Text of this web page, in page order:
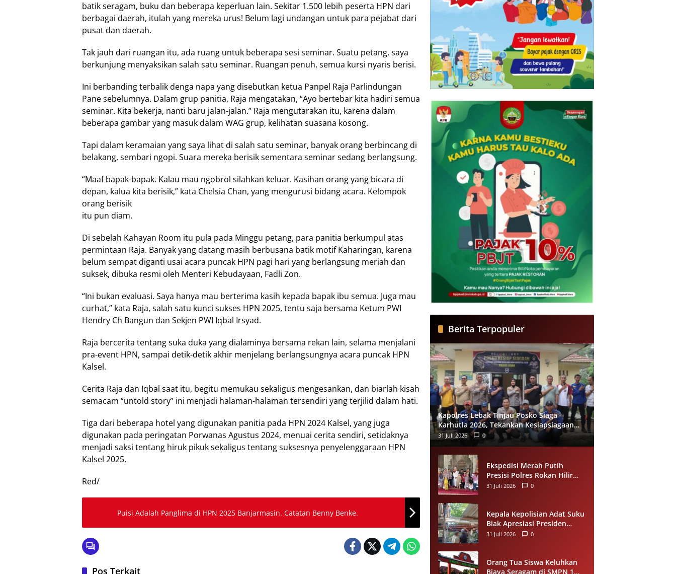
batik seragam, buku dan beberapa keperluan lain. Sekitar 1.500 lebih peserta HPN dari
berbagai daerah, itulah yang mereka urus! Belum lagi undangan untuk para pejabat dari
pusat dan daerah.
Tak jauh dari ruangan itu, ada ruang untuk beberapa sesi seminar. Suatu petang, saya
berkunjung menyaksikan salah satu seminar. Ruangan penuh, semua kursi nyaris berisi.
Ini berbanding terbalik denga napa yang disebutkan ketua Panpel Raja Parlindungan
Pane sebelumnya. Dalam grup panitia, Raja mengatakan, “Ayo bertebar kita hadiri semua
seminar. Kita bekerja, nanti baru jalan-jalan.” Raja mengutarakan itu, karena dalam
beberapa gambar yang masuk dalam WAG grup, kelihatan suasana kosong.
Tapi dalam keramaian yang saya lihat di salah satu seminar, banyak orang berbincang di
belakang, sembari ngopi. Suara mereka berisik sementara seminar sedang berlangsung.
“Maaf bapak-bapak. Kalau mau ngobrol silahkan keluar. Kasihan orang yang bicara di
depan, kalua kita berisik,” kata Chelsia Chan, yang mengurusi bidang acara. Kelompok
orang berisik
itu pun diam.
Di sebelah Kahayan Room itu pula pada Minggu petang, para panitia berkumpul atas
permintaan Raja. Banyak yang datang masih berbusana batik motif Kaharingan, karena
belum sempat diganti usai acara puncak HPN pagi hari yang berlangsung meriah dan
suksek, dibuka resmi oleh Menteri Kebudayaan, Fadli Zon.
“Ini bukan evaluasi. Saya hanya mau berterima kasih kepada bapak ibu semua. Juga mau
curhat,” kata Raja, salah satu kunci sukses HPN 2025, tentu saja bersama Ketum PWI
Hendry Ch Bangun dan Sekjen PWI Iqbal Irsyad.
Raja bercerita tentang suka duka yang dialaminya bersama rekan lain, selama menjalani
pra-event HPN, sampai detik-detik akhir menjelang berlangsungnya acara puncak HPN
Kalsel.
Cerita Raja dan Iqbal saat itu, begitu memukau sekaligus mengesankan, dan biarlah kisah
semacam “untold story” ini menjadi halaman-halaman tersendiri yang terjilid dalam hati.
Tiga dari beberapa hotel yang digunakan panitia pada HPN 2024 Kalsel, yang juga
digunakan pada peringatan Porwanas Agustus 2024, menuai cerita sendiri, setidaknya
menjadi saksi tentang hiruk pikuk sekaligus tentang suksesnya penyelenggaraan HPN
Kalsel 2025.
Red/
Puisi Adalah Panglima di HPN 2025 Banjarmasin. Catatan Benny Benke.
Pos Terkait
Berita Terpopuler
Kapolres Lebak Tinjau Posko Siaga
Karhutla 2026, Tekankan Kesiapsiagaan
dan Pencegahan Kebakaran Hutan
31 Juli 2026 0
Ekspedisi Merah Putih
Presisi Polres Rokan Hilir
Salurkan Sedekah Makanan
31 Juli 2026 0
Kepala Kepolisian Adat Suku
Biak Apresiasi Presiden
Prabowo atas Renovasi
31 Juli 2026 0
Orang Tua Siswa Keluhkan
Biaya Seragam di SMPN 1